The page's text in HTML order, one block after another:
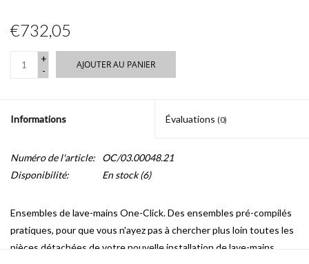
€732,05
+
-
AJOUTER AU PANIER
Informations Évaluations (0)
Numéro de l'article:
OC/03.00048.21
Disponibilité:
En stock(6)
Ensembles de lave-mains One-Click.Des ensembles pré-compilés
pratiques, pour que vous n'ayez pas à chercher plus loin toutes les
pièces détachées de votre nouvelle installation de lave-mains.